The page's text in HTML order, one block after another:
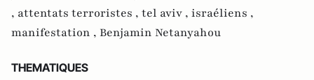
, attentats terroristes , tel aviv , israéliens ,
manifestation , Benjamin Netanyahou
THEMATIQUES